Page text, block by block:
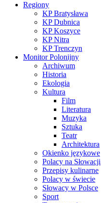
Regiony
KP Bratysława
KP Dubnica
KP Koszyce
KP Nitra
KP Trenczyn
Monitor Polonijny
Archiwum
Historia
Ekologia
Kultura
Film
Literatura
Muzyka
Sztuka
Teatr
Architektura
Okienko językowe
Polacy na Słowacji
Przepisy kulinarne
Polacy w świecie
Słowacy w Polsce
Sport